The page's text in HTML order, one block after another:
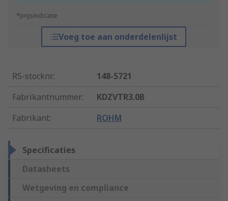
*prijsindicatie
Voeg toe aan onderdelenlijst
RS-stocknr.:
148-5721
Fabrikantnummer:
KDZVTR3.0B
Fabrikant: ROHM
Specificaties
Datasheets
Wetgeving en compliance